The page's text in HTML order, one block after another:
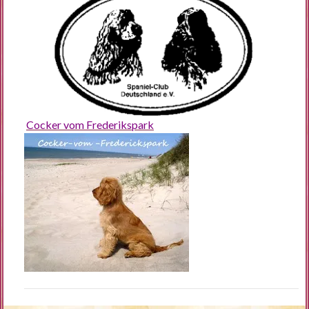
Cocker vom Frederikspark